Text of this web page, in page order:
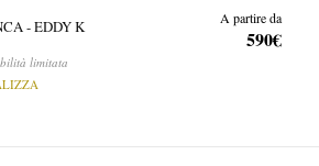
- EDDY K
limitata
A partire da
590€